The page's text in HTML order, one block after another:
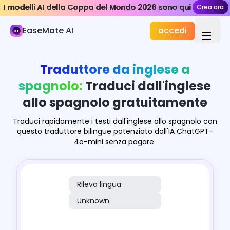
I modelli AI della Coppa del Mondo 2026 sono qui Crea ora
I modelli AI della Coppa del Mondo 2026 sono qui Crea ora
EaseMate AI accedi
Strumenti AI
Traduttore AI
Traduttore di Immagini
Convertitore Audio in Testo
AI Prendi appunti per la riunione
Generatore di Trascrizioni YouTube
Traduttore da inglese a
spagnolo: Traduci dall'inglese
allo spagnolo gratuitamente
Traduci rapidamente i testi dall'inglese allo spagnolo con
questo traduttore bilingue potenziato dall'IA ChatGPT-
4o-mini senza pagare.
Rileva lingua
Unknown